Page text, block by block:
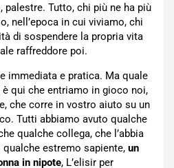
palestre. Tutto, chi più ne ha più
nell’epoca in cui viviamo, chi
di sospendere la propria vita
raffreddore poi.
immediata e pratica. Ma quale
è qui che entriamo in gioco noi,
che corre in vostro aiuto su un
Tutti abbiamo avuto qualche
qualche collega, che l’abbia
estremo sapiente, un
in nipote, L’elisir per